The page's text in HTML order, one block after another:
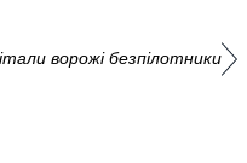
ворожі безпілотники